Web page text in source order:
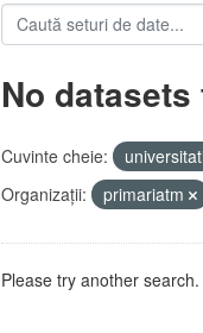
No
Cuvinte cheie:
Organizații:
primariatm
Please try another search.